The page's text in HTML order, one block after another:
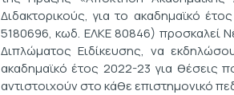
Διδακτορικούς, για το ακαδημαϊκό
5180696, κωδ. ΕΛΚΕ 80846) προσκαλεί
Διπλώματος Ειδίκευσης, να
ακαδημαϊκό έτος 2022-23 για θέσεις
αντιστοιχούν στο κάθε επιστημονικό